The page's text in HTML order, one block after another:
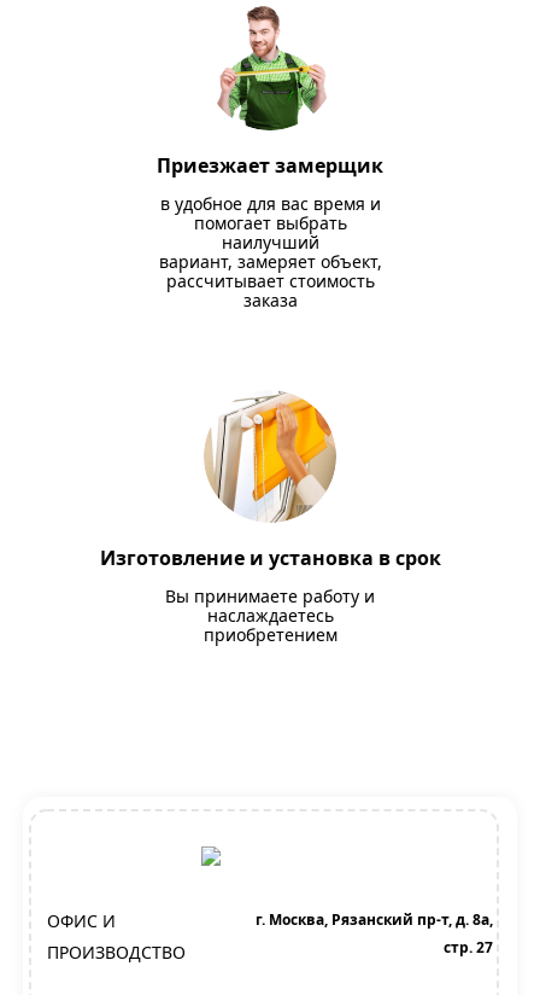
Приезжает замерщик
в удобное для вас время и
помогает выбрать
наилучший
вариант, замеряет объект,
рассчитывает стоимость
заказа
Изготовление и установка в срок
Вы принимаете работу и
наслаждаетесь
приобретением
ОФИС И
ПРОИЗВОДСТВО
г. Москва, Рязанский пр-т, д. 8а,
стр. 27